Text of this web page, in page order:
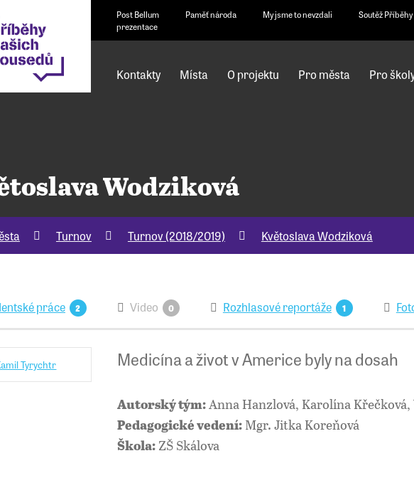
Post Bellum Paměť národa My jsme to nevzdali Soutěž
prezentace
Kontakty Místa O projektu Pro města Pro
Wodziková
Turnov Turnov (2018/2019) Květoslava Wodziková
práce 2 Video 0 Rozhlasové reportáže 1
Tyrychtr Medicína a život v Americe byly na dosah
Autorský tým: Anna Hanzlová, Karolína Křečková,
Pedagogické vedení: Mgr. Jitka Koreňová
Škola: ZŠ Skálova